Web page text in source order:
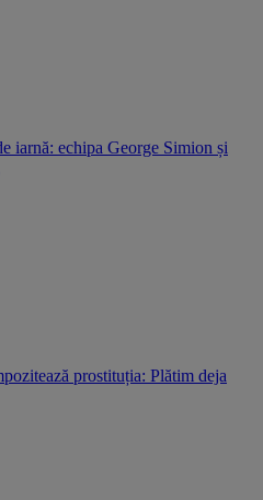
iarnă: echipa George Simion și
prostituția: Plătim deja